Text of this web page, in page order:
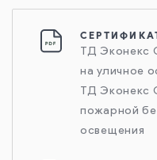
ТД Эконекс
на уличное
ТД Эконекс
пожарной
освещения